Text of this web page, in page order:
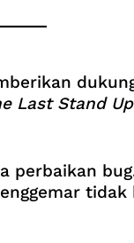
Last Stand
perbaikan